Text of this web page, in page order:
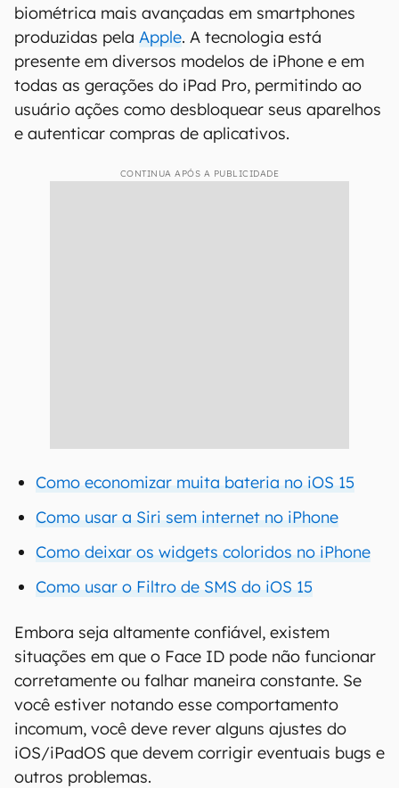
biométrica mais avançadas em smartphones
produzidas pela Apple. A tecnologia está
presente em diversos modelos de iPhone e em
todas as gerações do iPad Pro, permitindo ao
usuário ações como desbloquear seus aparelhos
e autenticar compras de aplicativos.
CONTINUA APÓS A PUBLICIDADE
Como economizar muita bateria no iOS 15
Como usar a Siri sem internet no iPhone
Como deixar os widgets coloridos no iPhone
Como usar o Filtro de SMS do iOS 15
Embora seja altamente confiável, existem
situações em que o Face ID pode não funcionar
corretamente ou falhar maneira constante. Se
você estiver notando esse comportamento
incomum, você deve rever alguns ajustes do
iOS/iPadOS que devem corrigir eventuais bugs e
outros problemas.